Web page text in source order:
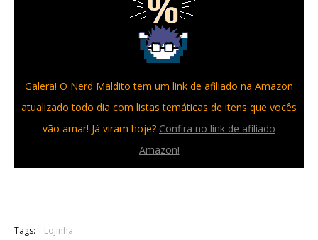
Galera! O Nerd Maldito tem um link de afiliado na Amazon
atualizado todo dia com listas temáticas de itens que vocês
vão amar! Já viram hoje? Confira no link de afiliado
Amazon!
Tags: Lojinha